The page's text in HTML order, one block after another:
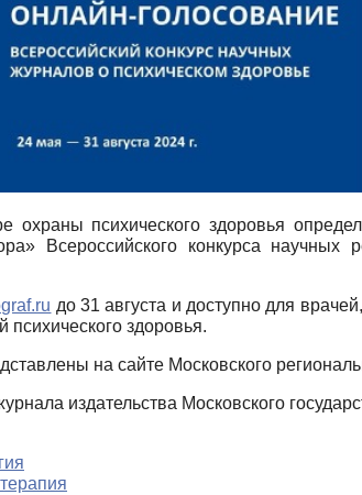
психического здоровья
Всероссийского конкурса
до 31 августа и доступно для
психического здоровья.
на сайте Московского
издательства Московского